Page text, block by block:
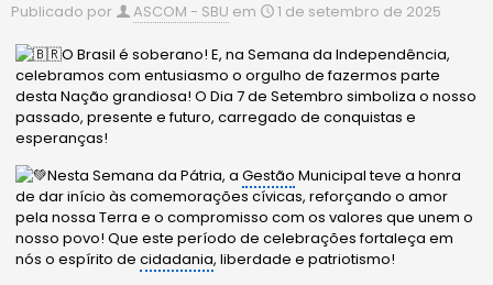
Publicado por ASCOM - SBU em 1 de setembro de 2025
O Brasil é soberano! E, na Semana da Independência,
celebramos com entusiasmo o orgulho de fazermos parte
desta Nação grandiosa! O Dia 7 de Setembro simboliza o nosso
passado, presente e futuro, carregado de conquistas e
esperanças!
Nesta Semana da Pátria, aGestão Municipal teve a honra
de dar início às comemorações cívicas, reforçando o amor
pela nossa Terra e o compromisso com os valores que unem o
nosso povo! Que este período de celebrações fortaleça em
nós o espírito decidadania, liberdade e patriotismo!